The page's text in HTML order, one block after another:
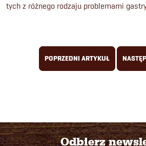
tych z różnego rodzaju problemami
POPRZEDNI ARTYKUŁ
Odbierz